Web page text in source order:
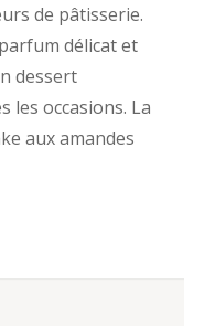
de pâtisserie.
délicat et
dessert
occasions. La
aux amandes